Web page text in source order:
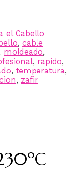
el Cabello
, cable
, moldeado,
, rapido,
, temperatura,
, zafir